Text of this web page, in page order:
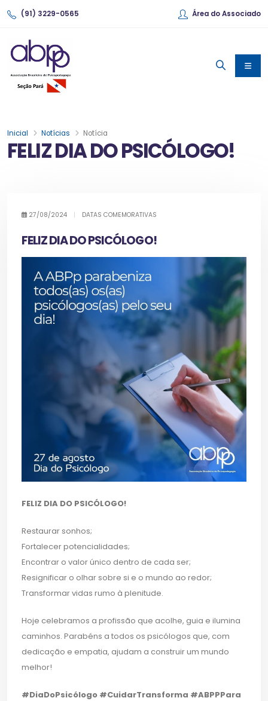
(91) 3229-0565 Área do Associado
FELIZ DIA DO PSICÓLOGO!
Inicial Notícias Notícia
27/08/2024 | DATAS COMEMORATIVAS
FELIZ DIA DO PSICÓLOGO!
FELIZ DIA DO PSICÓLOGO!
Restaurar sonhos;
Fortalecer potencialidades;
Encontrar o valor único dentro de cada ser;
Resignificar o olhar sobre si e o mundo ao redor;
Transformar vidas rumo à plenitude.
Hoje celebramos a profissão que acolhe, guia e ilumina
caminhos. Parabéns a todos os psicólogos que, com
dedicação e empatia, ajudam a construir um mundo
melhor!
#DiaDoPsicólogo #CuidarTransforma #ABPPPara